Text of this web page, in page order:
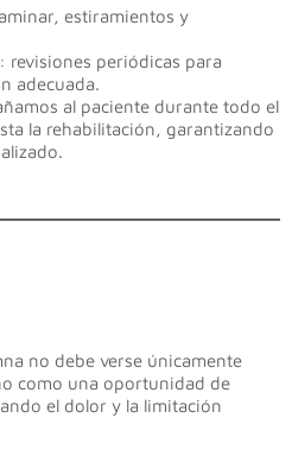
estiramientos y
: revisiones periódicas para
adecuada.
al paciente durante todo el
la rehabilitación, garantizando
no debe verse únicamente
como una oportunidad de
el dolor y la limitación